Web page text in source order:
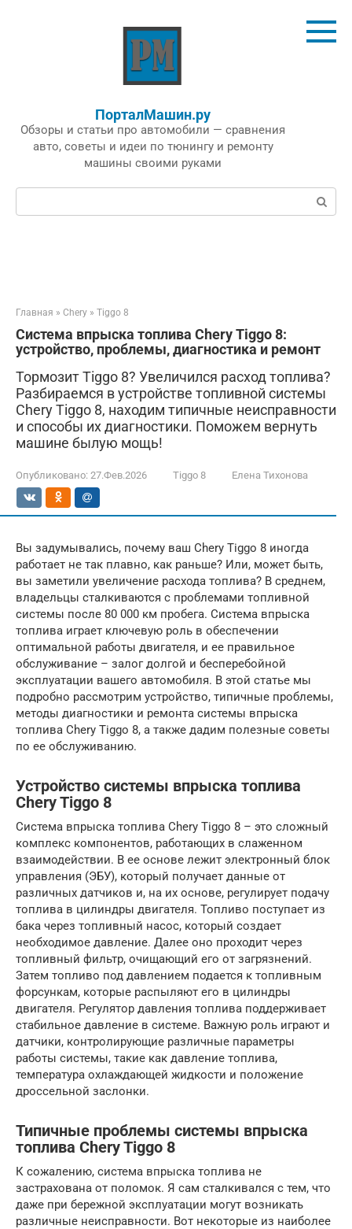
ПорталМашин.ру
Обзоры и статьи про автомобили — сравнения
авто, советы и идеи по тюнингу и ремонту
машины своими руками
Поиск:
Главная » Chery » Tiggo 8
Система впрыска топлива Chery Tiggo 8:
устройство, проблемы, диагностика и ремонт
Тормозит Tiggo 8? Увеличился расход топлива?
Разбираемся в устройстве топливной системы
Chery Tiggo 8, находим типичные неисправности
и способы их диагностики. Поможем вернуть
машине былую мощь!
Опубликовано: 27.Фев.2026 Tiggo 8 Елена Тихонова
Вы задумывались, почему ваш Chery Tiggo 8 иногда
работает не так плавно, как раньше? Или, может быть,
вы заметили увеличение расхода топлива? В среднем,
владельцы сталкиваются с проблемами топливной
системы после 80 000 км пробега. Система впрыска
топлива играет ключевую роль в обеспечении
оптимальной работы двигателя, и ее правильное
обслуживание – залог долгой и бесперебойной
эксплуатации вашего автомобиля. В этой статье мы
подробно рассмотрим устройство, типичные проблемы,
методы диагностики и ремонта системы впрыска
топлива Chery Tiggo 8, а также дадим полезные советы
по ее обслуживанию.
Устройство системы впрыска топлива
Chery Tiggo 8
Система впрыска топлива Chery Tiggo 8 – это сложный
комплекс компонентов, работающих в слаженном
взаимодействии. В ее основе лежит электронный блок
управления (ЭБУ), который получает данные от
различных датчиков и, на их основе, регулирует подачу
топлива в цилиндры двигателя. Топливо поступает из
бака через топливный насос, который создает
необходимое давление. Далее оно проходит через
топливный фильтр, очищающий его от загрязнений.
Затем топливо под давлением подается к топливным
форсункам, которые распыляют его в цилиндры
двигателя. Регулятор давления топлива поддерживает
стабильное давление в системе. Важную роль играют и
датчики, контролирующие различные параметры
работы системы, такие как давление топлива,
температура охлаждающей жидкости и положение
дроссельной заслонки.
Типичные проблемы системы впрыска
топлива Chery Tiggo 8
К сожалению, система впрыска топлива не
застрахована от поломок. Я сам сталкивался с тем, что
даже при бережной эксплуатации могут возникать
различные неисправности. Вот некоторые из наиболее